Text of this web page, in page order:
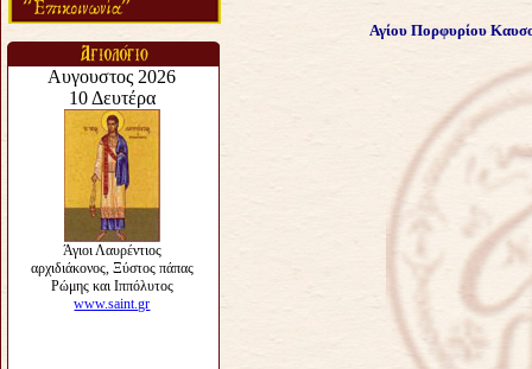
Αγίου Πορφυρίου